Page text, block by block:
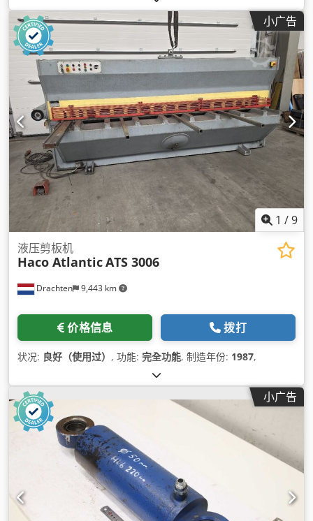
小广告
1 /9
Drachten 9,443 km
液压剪板机
Haco AtlanticATS 3006
价格信息 拨打
状况: 良好（使用过） , 功能: 完全功能, 制造年份: 1987,
小广告